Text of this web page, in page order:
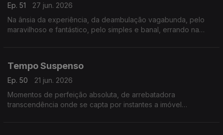
Ep. 51
27 jun. 2026
Na ânsia da experiência, da deambulação vagabunda, pelo
maravilhoso e fantástico, pelo simples e banal, errando na
Tempo Suspenso
Ep. 50
21 jun. 2026
Momentos de perfeição absoluta, de arrebatadora
transcendência onde se capta por instantes a imóvel